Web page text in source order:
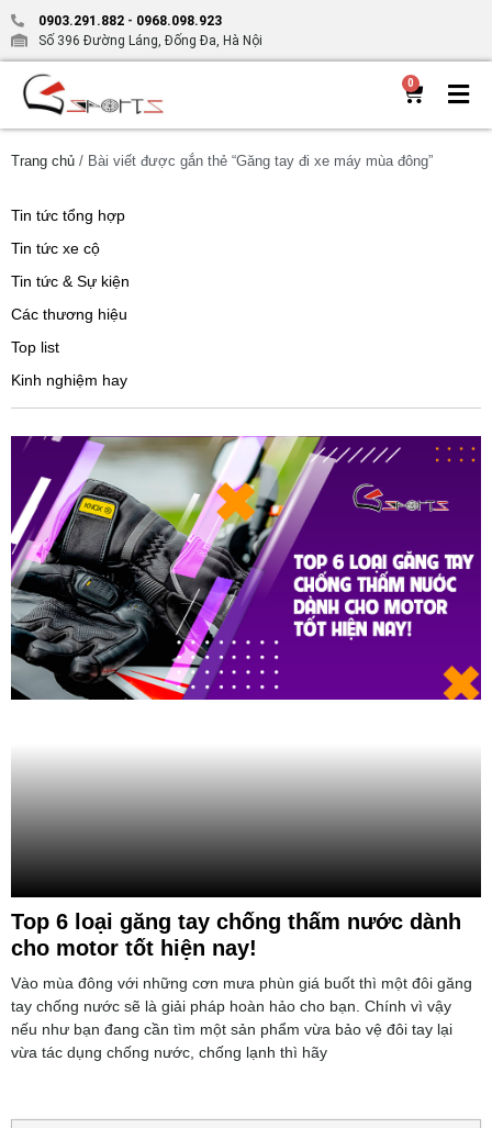
0903.291.882 - 0968.098.923
Số 396 Đường Láng, Đống Đa, Hà Nội
0
Trang chủ / Bài viết được gắn thẻ “Găng tay đi xe máy mùa đông”
Tin tức tổng hợp
Tin tức xe cộ
Tin tức & Sự kiện
Các thương hiệu
Top list
Kinh nghiệm hay
Top 6 loại găng tay chống thấm nước dành
cho motor tốt hiện nay!
Vào mùa đông với những cơn mưa phùn giá buốt thì một đôi găng
tay chống nước sẽ là giải pháp hoàn hảo cho bạn. Chính vì vậy
nếu như bạn đang cần tìm một sản phẩm vừa bảo vệ đôi tay lại
vừa tác dụng chống nước, chống lạnh thì hãy